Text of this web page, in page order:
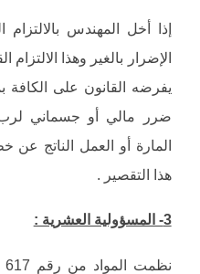
إذا أخل المهندس بالالتزام
الإضرار بالغير وهذا
يفرضه القانون على الكافة
المارة أو العمل الناتج
هذا التقصير .
3- المسؤولية العشرية :